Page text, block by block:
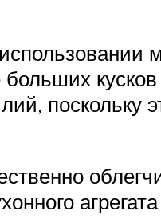
поскольку
агрегата